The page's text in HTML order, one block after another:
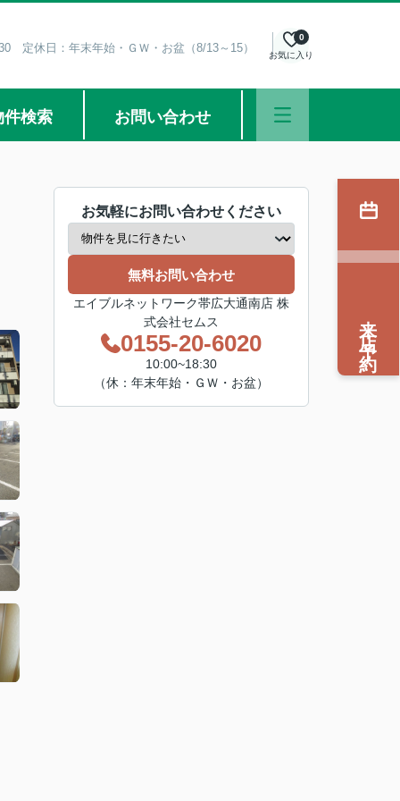
定休日：年末年始・ＧＷ・お盆（8/13～15） お気に入り
0
件検索 お問い合わせ
お気軽にお問い合わせください
無料お問い合わせ
エイブルネットワーク帯広大通南店 株
式会社セムス
0155-20-6020
10:00~18:30
（休：年末年始・ＧＷ・お盆）
来店予約